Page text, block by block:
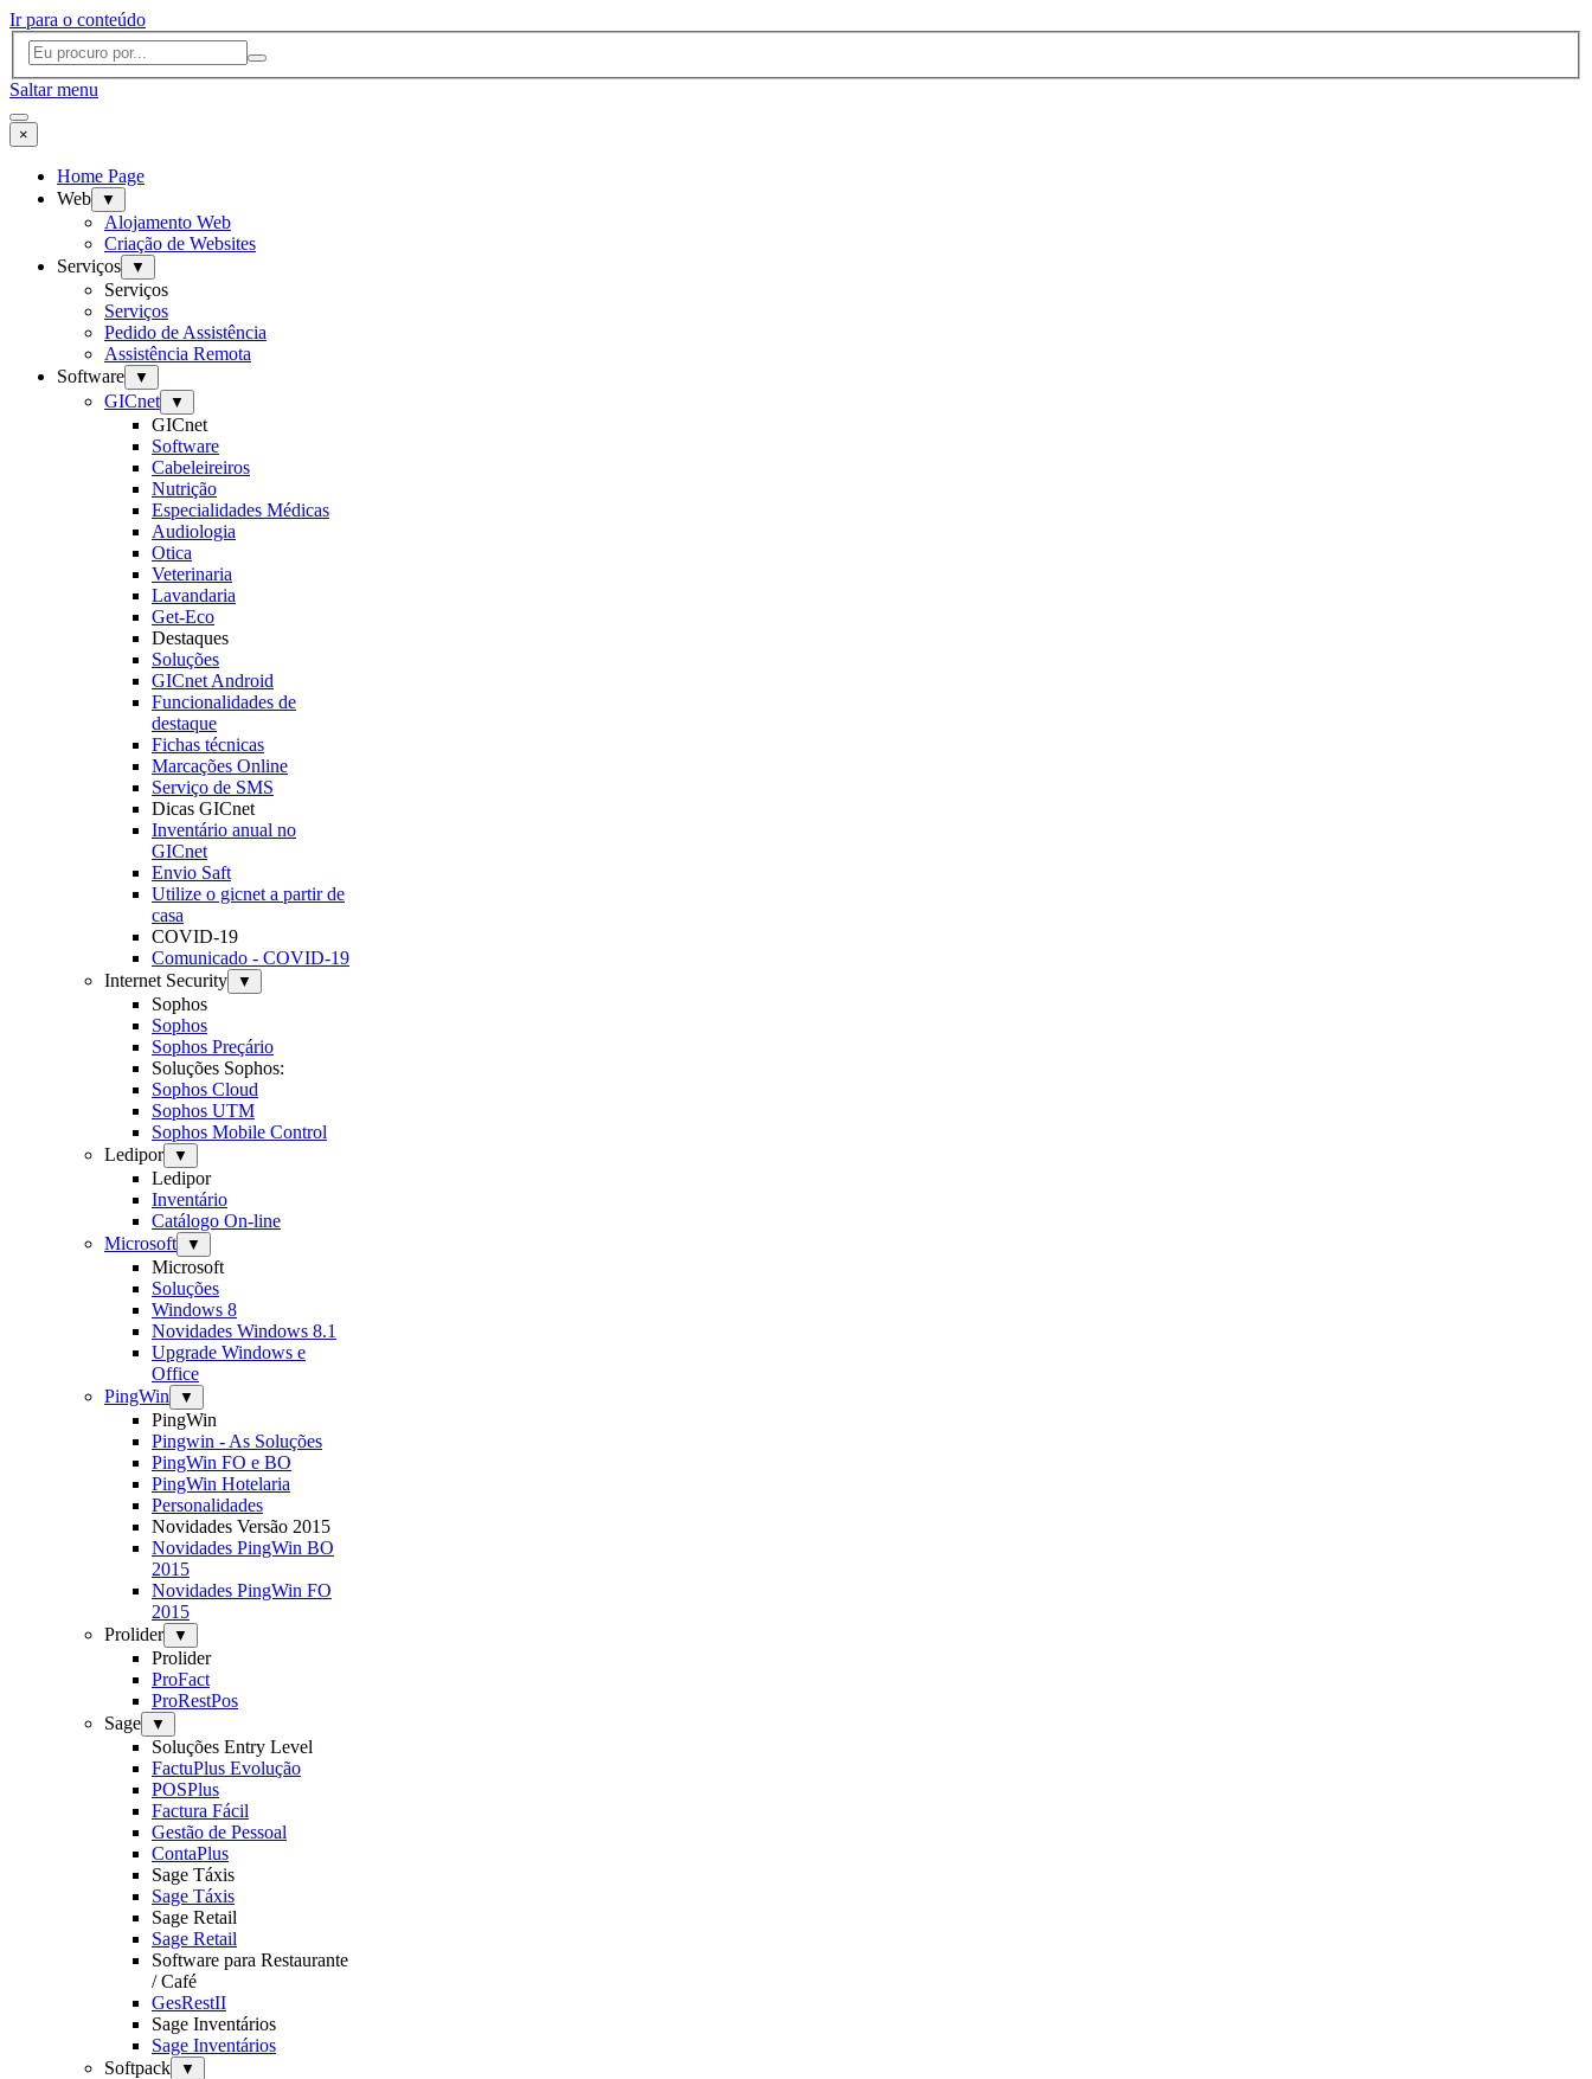
Ir para o conteúdo
Saltar menu
×
Home Page
Web
▼
Alojamento Web
Criação de Websites
Serviços
▼
Serviços
Serviços
Pedido de Assistência
Assistência Remota
Software
▼
GICnet ▼
GICnet
Software
Cabeleireiros
Nutrição
Especialidades Médicas
Audiologia
Otica
Veterinaria
Lavandaria
Get-Eco
Destaques
Soluções
GICnet Android
Funcionalidades de
destaque
Fichas técnicas
Marcações Online
Serviço de SMS
Dicas GICnet
Inventário anual no
GICnet
Envio Saft
Utilize o gicnet a partir de
casa
COVID-19
Comunicado - COVID-19
Internet Security
▼
Sophos
Sophos
Sophos Preçário
Soluções Sophos:
Sophos Cloud
Sophos UTM
Sophos Mobile Control
Ledipor
▼
Ledipor
Inventário
Catálogo On-line
Microsoft
▼
Microsoft
Soluções
Windows 8
Novidades Windows 8.1
Upgrade Windows e
Office
PingWin
▼
PingWin
Pingwin - As Soluções
PingWin FO e BO
PingWin Hotelaria
Personalidades
Novidades Versão 2015
Novidades PingWin BO
2015
Novidades PingWin FO
2015
Prolider
▼
Prolider
ProFact
ProRestPos
Sage
▼
Soluções Entry Level
FactuPlus Evolução
POSPlus
Factura Fácil
Gestão de Pessoal
ContaPlus
Sage Táxis
Sage Táxis
Sage Retail
Sage Retail
Software para Restaurante
/ Café
GesRestII
Sage Inventários
Sage Inventários
Softpack
▼